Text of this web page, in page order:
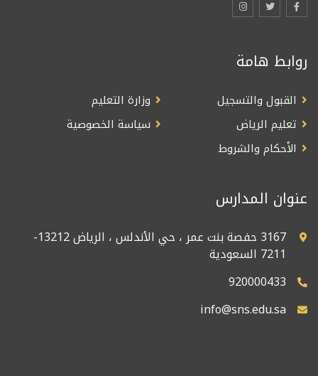
روابط هامة
القبول والتسجيل
وزارة التعليم
تعليم الرياض
سياسة الخصوصية
الأحكام والشروط
عنوان المدارس
3167 حفصة بنت عمر ، حي الأندلس ، الرياض 13212-
7211 السعودية
920000433
info@sns.edu.sa